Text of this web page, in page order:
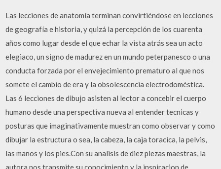
Las lecciones de anatomía terminan convirtiéndose en lecciones
de geografía e historia, y quizá la percepción de los cuarenta
años como lugar desde el que echar la vista atrás sea un acto
elegiaco, un signo de madurez en un mundo peterpanesco o una
conducta forzada por el envejecimiento prematuro al que nos
somete el cambio de era y la obsolescencia electrodoméstica.
Las 6 lecciones de dibujo asisten al lector a concebir el cuerpo
humano desde una perspectiva nueva al entender tecnicas y
posturas que imaginativamente muestran como observar y como
dibujar la estructura o sea, la cabeza, la caja toracica, la pelvis,
las manos y los pies.Con su analisis de diez piezas maestras, la
autora nos transmite su conocimiento y la inspiracion de